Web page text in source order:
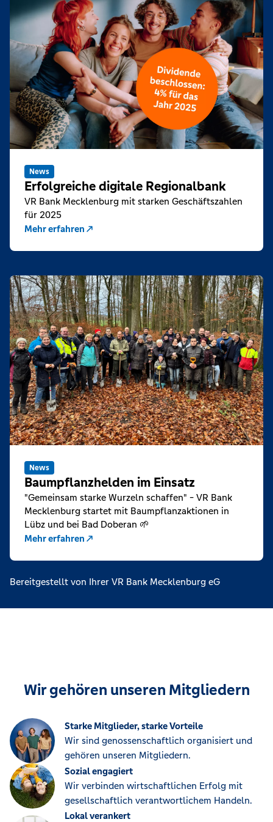
News
Erfolgreiche digitale Regionalbank
VR Bank Mecklenburg mit starken Geschäftszahlen
für 2025
Mehr erfahren
News
Baumpflanzhelden im Einsatz
"Gemeinsam starke Wurzeln schaffen" - VR Bank
Mecklenburg startet mit Baumpflanzaktionen in
Lübz und bei Bad Doberan 🌱
Mehr erfahren
Bereitgestellt von Ihrer VR Bank Mecklenburg eG
Wir gehören unseren Mitgliedern
Starke Mitglieder, starke Vorteile
Wir sind genossenschaftlich organisiert und
gehören unseren Mitgliedern.
Sozial engagiert
Wir verbinden wirtschaftlichen Erfolg mit
gesellschaftlich verantwortlichem Handeln.
Lokal verankert